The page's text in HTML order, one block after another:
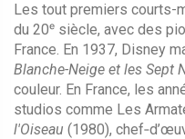
Les tout premiers courts-
du 20ᵉ siècle, avec des
France. En 1937, Disney
Blanche-Neige et les Sept
couleur. En France, les
studios comme Les
l'Oiseau (1980),